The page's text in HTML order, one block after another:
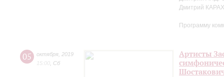
Дмитрий
Программу
05 октября 2019
15:00 Сб
Артисты